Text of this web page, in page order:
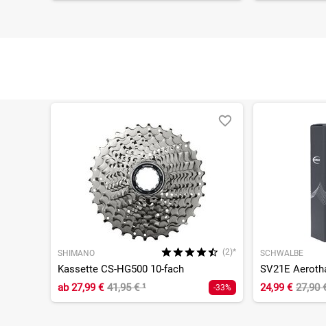
SHIMANO (2)*
Kassette CS-HG500 10-fach
ab27,99 € 41,95 €¹ -33%
SCHWALBE
24,99 € 27,90